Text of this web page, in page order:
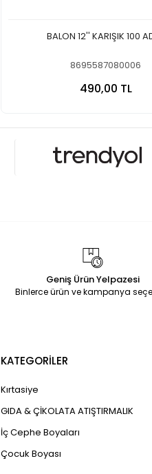
BALON 12'' KARIŞIK 100
8695587080006
490,00 TL
Geniş Ürün Yelpazesi
Binlerce ürün ve kampanya
KATEGORİLER
Kırtasiye
GIDA & ÇİKOLATA ATIŞTIRMALIK
İç Cephe Boyaları
Çocuk Boyası